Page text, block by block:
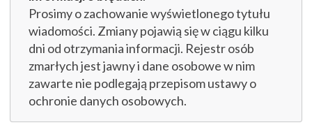
Prosimy o zachowanie wyświetlonego tytułu
wiadomości. Zmiany pojawią się w ciągu kilku
dni od otrzymania informacji. Rejestr osób
zmarłych jest jawny i dane osobowe w nim
zawarte nie podlegają przepisom ustawy o
ochronie danych osobowych.